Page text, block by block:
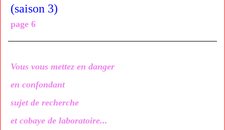
(saison 3)
page 6
Vous vous mettez en danger
en confondant
sujet de recherche
et cobaye de laboratoire...